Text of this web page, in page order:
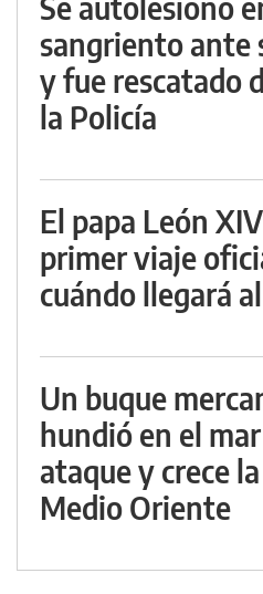
sangriento ante
y fue rescatado
la Policía
El papa León
primer viaje
cuándo llegará
Un buque
hundió en el
ataque y crece
Medio Oriente